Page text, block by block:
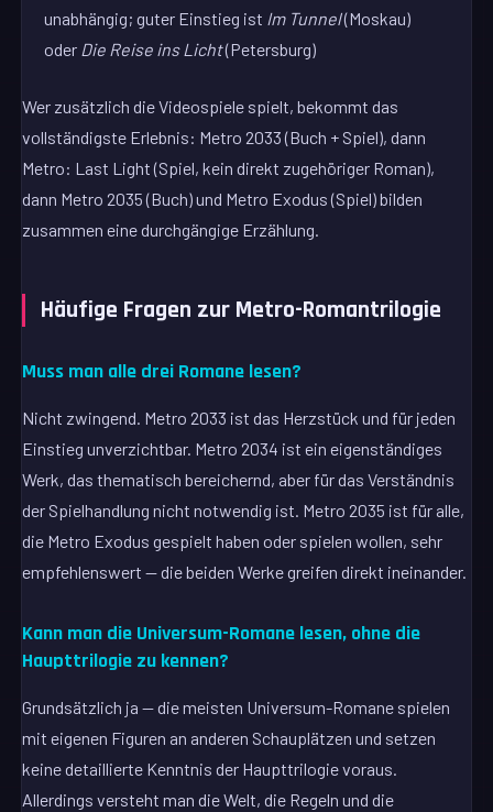
unabhängig; guter Einstieg ist Im Tunnel(Moskau)
oder Die Reise ins Licht(Petersburg)
Wer zusätzlich die Videospiele spielt, bekommt das
vollständigste Erlebnis: Metro 2033 (Buch + Spiel), dann
Metro: Last Light (Spiel, kein direkt zugehöriger Roman),
dann Metro 2035 (Buch) und Metro Exodus (Spiel) bilden
zusammen eine durchgängige Erzählung.
Häufige Fragen zur Metro-Romantrilogie
Muss man alle drei Romane lesen?
Nicht zwingend. Metro 2033 ist das Herzstück und für jeden
Einstieg unverzichtbar. Metro 2034 ist ein eigenständiges
Werk, das thematisch bereichernd, aber für das Verständnis
der Spielhandlung nicht notwendig ist. Metro 2035 ist für alle,
die Metro Exodus gespielt haben oder spielen wollen, sehr
empfehlenswert — die beiden Werke greifen direkt ineinander.
Kann man die Universum-Romane lesen, ohne die
Haupttrilogie zu kennen?
Grundsätzlich ja — die meisten Universum-Romane spielen
mit eigenen Figuren an anderen Schauplätzen und setzen
keine detaillierte Kenntnis der Haupttrilogie voraus.
Allerdings versteht man die Welt, die Regeln und die